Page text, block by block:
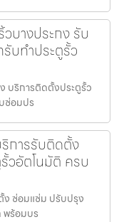
บางประกง รับ
บทำประตูรั้ว
บริการติดตั้งประตูรั้ว
ซ่อมปร
การรับติดตั้ง
วอัตโนมัติ ครบ
ง ซ่อมแซ่ม ปรับปรุง
พร้อมบร